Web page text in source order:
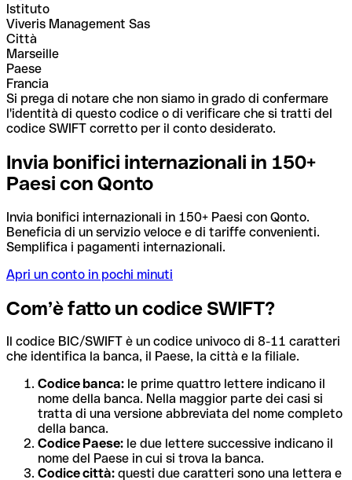
Istituto
Viveris Management Sas
Città
Marseille
Paese
Francia
Si prega di notare che non siamo in grado di confermare
l'identità di questo codice o di verificare che si tratti del
codice SWIFT corretto per il conto desiderato.
Invia bonifici internazionali in 150+
Paesi con Qonto
Invia bonifici internazionali in 150+ Paesi con Qonto.
Beneficia di un servizio veloce e di tariffe convenienti.
Semplifica i pagamenti internazionali.
Apri un conto in pochi minuti
Com’è fatto un codice SWIFT?
Il codice BIC/SWIFT è un codice univoco di 8-11 caratteri
che identifica la banca, il Paese, la città e la filiale.
Codice banca: le prime quattro lettere indicano il
nome della banca. Nella maggior parte dei casi si
tratta di una versione abbreviata del nome completo
della banca.
Codice Paese: le due lettere successive indicano il
nome del Paese in cui si trova la banca.
Codice città: questi due caratteri sono una lettera e